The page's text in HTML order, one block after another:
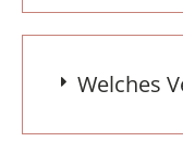
Welches